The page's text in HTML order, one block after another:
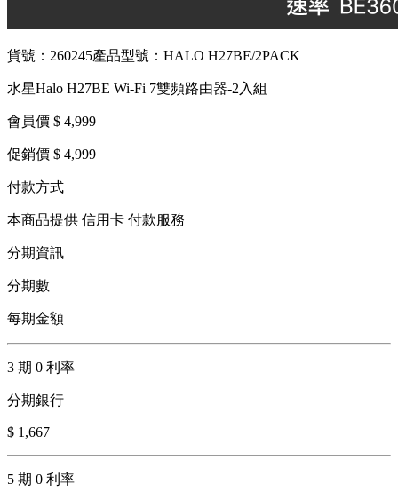
貨號：260245產品型號：HALO H27BE/2PACK
水星Halo H27BE Wi-Fi 7雙頻路由器-2入組
會員價 $ 4,999
促銷價 $ 4,999
付款方式
本商品提供 信用卡 付款服務
分期資訊
分期數
每期金額
3 期 0 利率
分期銀行
$ 1,667
5 期 0 利率